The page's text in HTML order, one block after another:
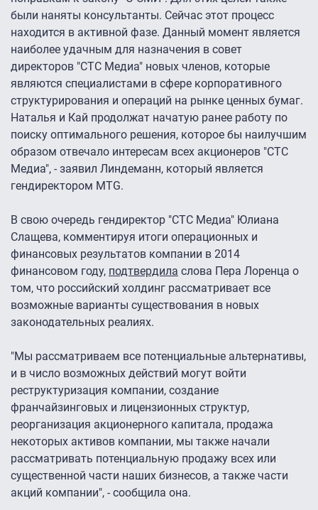
были наняты консультанты. Сейчас этот процесс
находится в активной фазе. Данный момент является
наиболее удачным для назначения в совет
директоров "СТС Медиа" новых членов, которые
являются специалистами в сфере корпоративного
структурирования и операций на рынке ценных бумаг.
Наталья и Кай продолжат начатую ранее работу по
поиску оптимального решения, которое бы наилучшим
образом отвечало интересам всех акционеров "СТС
Медиа", - заявил Линдеманн, который является
гендиректором MTG.
В свою очередь гендиректор "СТС Медиа" Юлиана
Слащева, комментируя итоги операционных и
финансовых результатов компании в 2014
финансовом году, подтвердила слова Пера Лоренца о
том, что российский холдинг рассматривает все
возможные варианты существования в новых
законодательных реалиях.
"Мы рассматриваем все потенциальные альтернативы,
и в число возможных действий могут войти
реструктуризация компании, создание
франчайзинговых и лицензионных структур,
реорганизация акционерного капитала, продажа
некоторых активов компании, мы также начали
рассматривать потенциальную продажу всех или
существенной части наших бизнесов, а также части
акций компании", - сообщила она.